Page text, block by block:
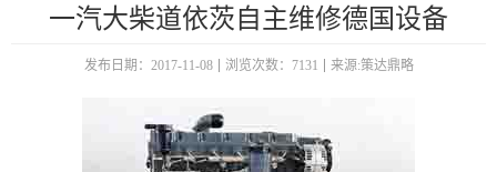
一汽大柴道依茨自主维修德国设备
发布日期：2017-11-08 浏览次数：7131 来源:策达鼎略